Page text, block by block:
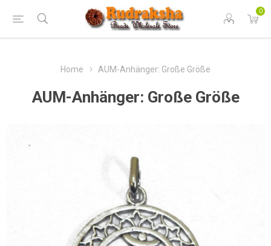
0
Home AUM-Anhänger: Große Größe
AUM-Anhänger: Große Größe